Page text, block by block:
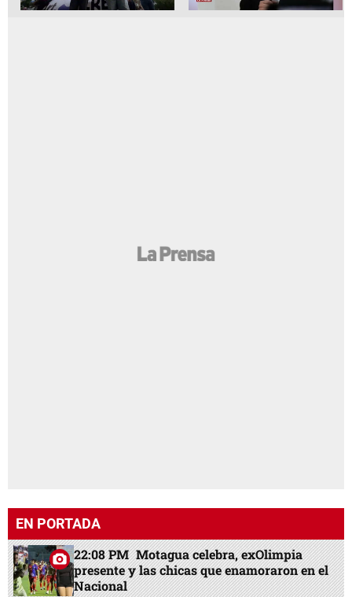
EN PORTADA
22:08 PM Motagua celebra, exOlimpia
presente y las chicas que enamoraron en el
Nacional